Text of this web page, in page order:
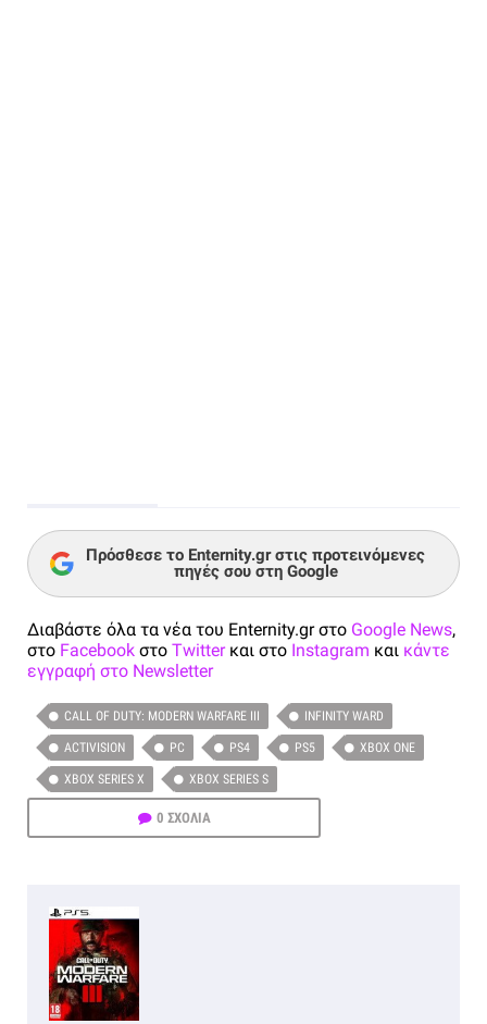
Πρόσθεσε το Enternity.gr στις προτεινόμενες
πηγές σου στη Google
Διαβάστε όλα τα νέα του Enternity.gr στο Google News,
στο Facebook στο Twitterκαι στο Instagram και κάντε
εγγραφή στο Newsletter
CALL OF DUTY: MODERN WARFARE III INFINITY WARD
ACTIVISION PC PS4 PS5 XBOX ONE
XBOX SERIES X XBOX SERIES S
0 ΣΧΟΛΙΑ